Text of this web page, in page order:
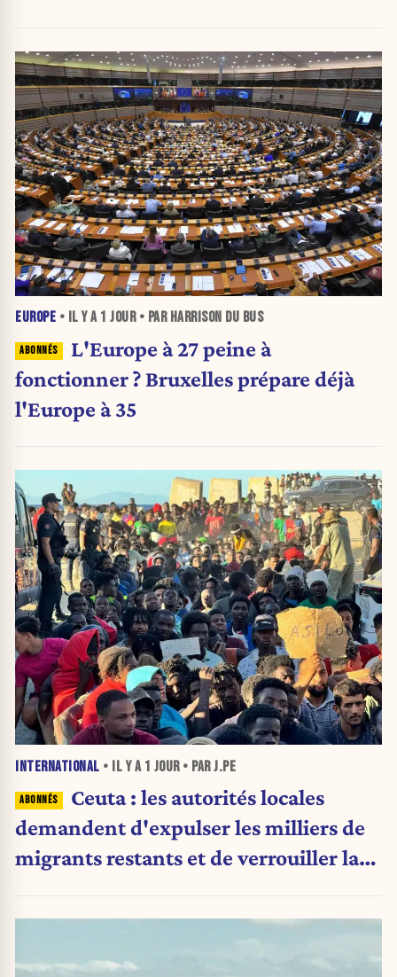
EUROPE • IL Y A 1 JOUR• PAR HARRISON DU BUS
L'Europe à 27 peine à
fonctionner ? Bruxelles prépare déjà
l'Europe à 35
INTERNATIONAL • IL Y A 1 JOUR• PAR J.PE
Ceuta : les autorités locales
demandent d'expulser les milliers de
migrants restants et de verrouiller la